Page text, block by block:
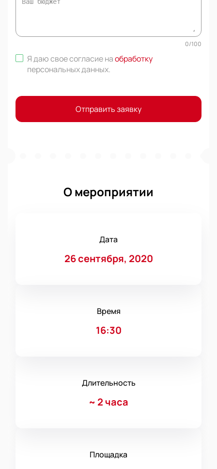
0/100
Я даю свое согласие наобработку
персональных данных.
Отправить заявку
О мероприятии
Дата
26 сентября, 2020
Время
16:30
Длительность
~ 2 часа
Площадка